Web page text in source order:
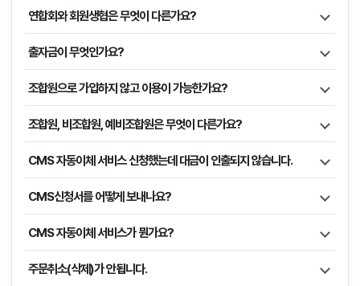
연합회와 회원생협은 무엇이 다른가요?
출자금이 무엇인가요?
조합원으로 가입하지 않고 이용이 가능한가요?
조합원, 비조합원, 예비조합원은 무엇이 다른가요?
CMS 자동이체 서비스 신청했는데 대금이 인출되지 않습니다.
CMS신청서를 어떻게 보내나요?
CMS 자동이체 서비스가 뭔가요?
주문취소(삭제)가 안됩니다.